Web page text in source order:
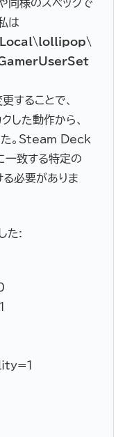
同様のスペックで
は
することで、
た動作から、
。Steam Deck
致する特定の
必要がありま
た: